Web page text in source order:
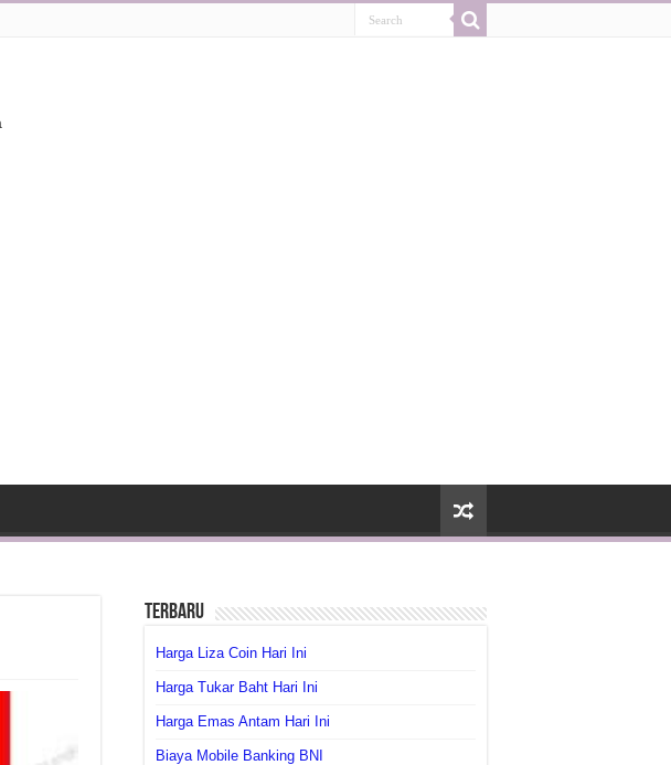
Terbaru
Harga Liza Coin Hari Ini
Harga Tukar Baht Hari Ini
Harga Emas Antam Hari Ini
Biaya Mobile Banking BNI